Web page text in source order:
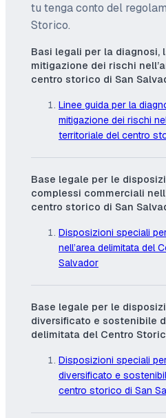
tu tenga conto del
Storico.
Basi legali per la diagnosi,
mitigazione dei rischi
centro storico di San
Linee guida per la
mitigazione dei rischi
territoriale del centro
Base legale per le
complessi commerciali
centro storico di San
Disposizioni speciali
nell’area delimitata del
Salvador
Base legale per le
diversificato e sostenibile
delimitata del Centro
Disposizioni speciali
diversificato e
centro storico di San